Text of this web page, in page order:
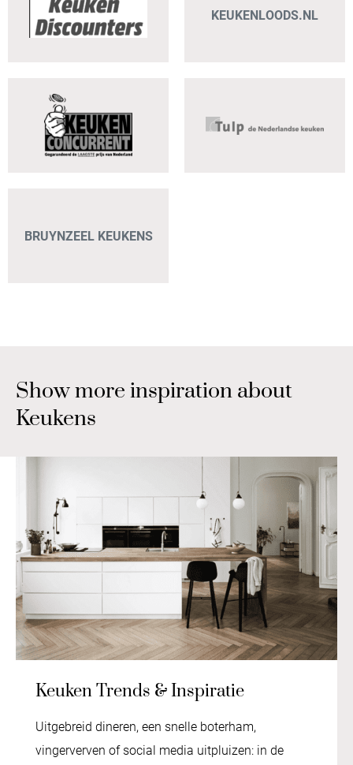
KEUKENLOODS.NL
BRUYNZEEL KEUKENS
Show more inspiration about
Keukens
Keuken Trends & Inspiratie
Uitgebreid dineren, een snelle boterham,
vingerverven of social media uitpluizen: in de